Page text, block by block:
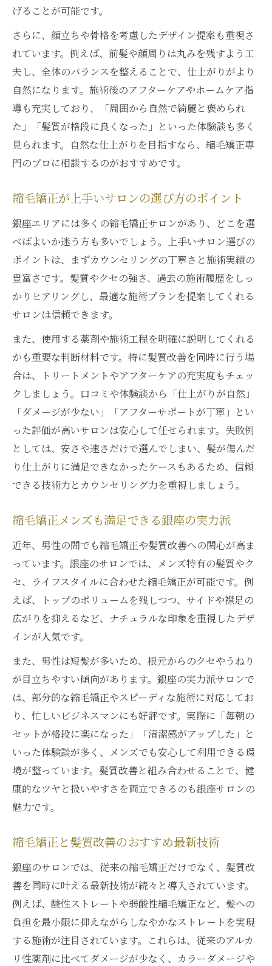
銀座で選ぶ縮毛矯正と髪質改善の理由
縮毛矯正が上手いサロンの髪質改善法とは
男性にもおすすめの縮毛矯正髪質改善術
安い縮毛矯正に満足するための髪質ケア
髪質改善ストレートで叶う理想の質感
銀座発・美髪に近づく縮毛矯正の秘訣
縮毛矯正専門店で美髪を手に入れるステッ
プ
縮毛矯正メンズも納得の自然な仕上がり
髪質改善と縮毛矯正の組み合わせ実例紹介
東京で注目の縮毛矯正最新トレンド解説
げることが可能です。
さらに、顔立ちや骨格を考慮したデザイン提案も重視さ
れています。例えば、前髪や顔周りは丸みを残すよう工
夫し、全体のバランスを整えることで、仕上がりがより
自然になります。施術後のアフターケアやホームケア指
導も充実しており、「周囲から自然で綺麗と褒められ
た」「髪質が格段に良くなった」といった体験談も多く
見られます。自然な仕上がりを目指すなら、縮毛矯正専
門のプロに相談するのがおすすめです。
縮毛矯正が上手いサロンの選び方のポイント
銀座エリアには多くの縮毛矯正サロンがあり、どこを選
べばよいか迷う方も多いでしょう。上手いサロン選びの
ポイントは、まずカウンセリングの丁寧さと施術実績の
豊富さです。髪質やクセの強さ、過去の施術履歴をしっ
かりヒアリングし、最適な施術プランを提案してくれる
サロンは信頼できます。
また、使用する薬剤や施術工程を明確に説明してくれる
かも重要な判断材料です。特に髪質改善を同時に行う場
合は、トリートメントやアフターケアの充実度もチェッ
クしましょう。口コミや体験談から「仕上がりが自然」
「ダメージが少ない」「アフターサポートが丁寧」とい
った評価が高いサロンは安心して任せられます。失敗例
としては、安さや速さだけで選んでしまい、髪が傷んだ
り仕上がりに満足できなかったケースもあるため、信頼
できる技術力とカウンセリング力を重視しましょう。
縮毛矯正メンズも満足できる銀座の実力派
近年、男性の間でも縮毛矯正や髪質改善への関心が高ま
っています。銀座のサロンでは、メンズ特有の髪質やク
セ、ライフスタイルに合わせた縮毛矯正が可能です。例
えば、トップのボリュームを残しつつ、サイドや襟足の
広がりを抑えるなど、ナチュラルな印象を重視したデザ
インが人気です。
また、男性は短髪が多いため、根元からのクセやうねり
が目立ちやすい傾向があります。銀座の実力派サロンで
は、部分的な縮毛矯正やスピーディな施術に対応してお
り、忙しいビジネスマンにも好評です。実際に「毎朝の
セットが格段に楽になった」「清潔感がアップした」と
いった体験談が多く、メンズでも安心して利用できる環
境が整っています。髪質改善と組み合わせることで、健
康的なツヤと扱いやすさを両立できるのも銀座サロンの
魅力です。
縮毛矯正と髪質改善のおすすめ最新技術
銀座のサロンでは、従来の縮毛矯正だけでなく、髪質改
善を同時に叶える最新技術が続々と導入されています。
例えば、酸性ストレートや弱酸性縮毛矯正など、髪への
負担を最小限に抑えながらしなやかなストレートを実現
する施術が注目されています。これらは、従来のアルカ
リ性薬剤に比べてダメージが少なく、カラーダメージや